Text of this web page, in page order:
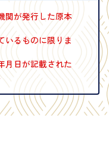
関が発行した原本
いるものに限りま
月日が記載された